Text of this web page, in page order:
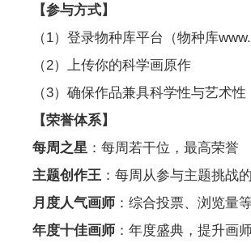
【参与方式】
（1）登录物种库平台（物种库
（2）上传你的科学画原作
（3）确保作品兼具科学性与艺术性
【荣誉体系】
每周之星 ：每周若干位，最高荣誉
主题创作王 ：每周从参与主题挑战
月度人气画师 ：综合投票、浏览量
年度十佳画师 ：年度盛典，提升画